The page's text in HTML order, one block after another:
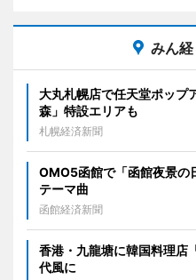
みん
大丸札幌店で任天堂ポッ
森」特設エリアも
札幌経済新聞
OMO5函館で「函館夜景
テーマ曲
函館経済新聞
香港・九龍塘に韓国料理
代風に